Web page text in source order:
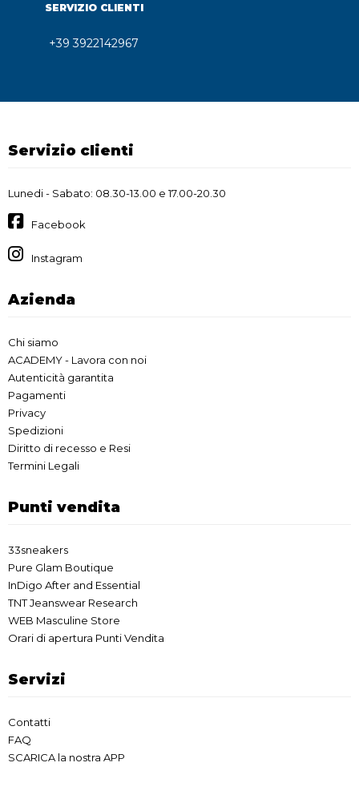
SERVIZIO CLIENTI
+39 3922142967
Servizio clienti
Lunedi - Sabato: 08.30-13.00 e 17.00-20.30
Facebook
Instagram
Azienda
Chi siamo
ACADEMY - Lavora con noi
Autenticità garantita
Pagamenti
Privacy
Spedizioni
Diritto di recesso e Resi
Termini Legali
Punti vendita
33sneakers
Pure Glam Boutique
InDigo After and Essential
TNT Jeanswear Research
WEB Masculine Store
Orari di apertura Punti Vendita
Servizi
Contatti
FAQ
SCARICA la nostra APP